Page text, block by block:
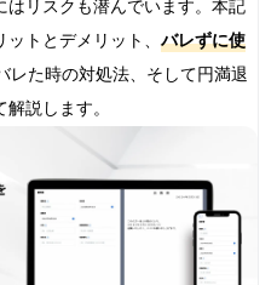
る傾向
する退職理由の実例
デメリット
職できる可能性が高い
リスクや後々のトラブルの可能
とその対処法
人からの情報で嘘がバレる可能
はリスクも潜んでいます。本記
トとデメリット、 バレずに使
レた時の対処法、そして円満退
説します。